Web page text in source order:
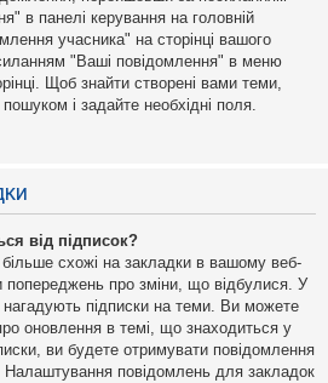
в панелі керування на головній
учасника" на сторінці вашого
"Ваші повідомлення" в меню
Щоб знайти створені вами теми,
і задайте необхідні поля.
від підписок?
схожі на закладки в вашому веб-
попереджень про зміни, що відбулися. У
підписки на теми. Ви можете
оновлення в темі, що знаходиться у
ви будете отримувати повідомлення
Налаштування повідомлень для закладок